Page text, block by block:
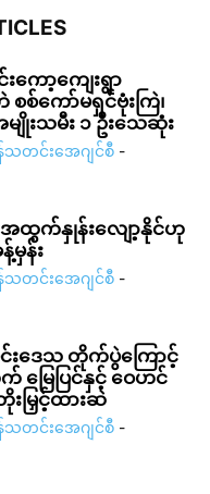
ကော့ကျေးရွာ
ကော်မရှင်ဗုံးကြဲ၊
ျိုးသမီး ၁ ဦးသေဆုံး
တင်းအေဂျင်စီ -
းအထွက်နှုန်းလျော့နိုင်ဟု
မှန်း
တင်းအေဂျင်စီ -
းဒေသ တိုက်ပွဲကြောင့်
မြေပြင်နှင့် ဝေဟင်
းမြှင့်ထားဆဲ
တင်းအေဂျင်စီ -